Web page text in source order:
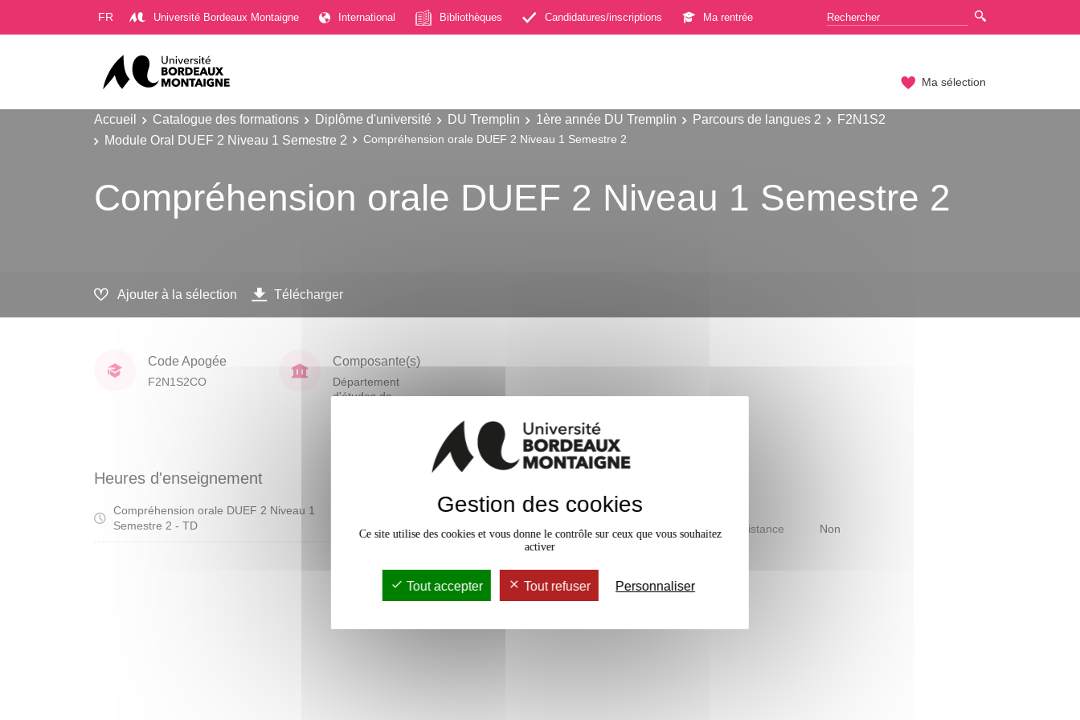
FR Université Bordeaux Montaigne International Bibliothèques Candidatures/inscriptions Ma rentrée
Ma sélection
Accueil Catalogue des formations Diplôme d'université DU Tremplin 1ère année DU Tremplin Parcours de langues 2
F2N1S2
Module Oral DUEF 2 Niveau 1 Semestre 2
Compréhension orale DUEF 2 Niveau 1 Semestre 2
Compréhension orale DUEF 2 Niveau 1 Semestre 2
Ajouter à la sélection Télécharger
Code Apogée
F2N1S2CO
Composante(s)
Département
d'études de
Heures d'enseignement
Compréhension orale DUEF 2 Niveau 1
Semestre 2 - TD
Accessible à distance Non
Gestion des cookies
Ce site utilise des cookies et vous donne le contrôle sur ceux que vous souhaitez
activer
Tout accepter Tout refuser Personnaliser